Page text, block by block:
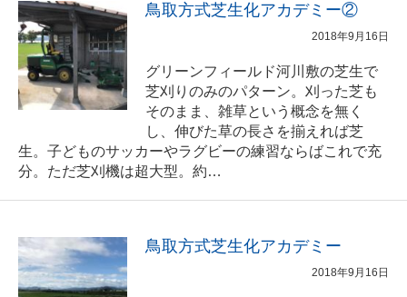
鳥取方式芝生化アカデミー②
2018年9月16日
グリーンフィールド河川敷の芝生で
芝刈りのみのパターン。刈った芝も
そのまま、雑草という概念を無く
し、伸びた草の長さを揃えれば芝
生。子どものサッカーやラグビーの練習ならばこれで充
分。ただ芝刈機は超大型。約…
鳥取方式芝生化アカデミー
2018年9月16日